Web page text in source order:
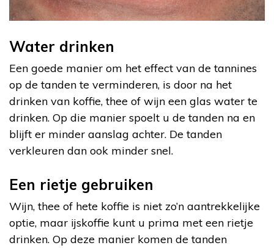
Water drinken
Een goede manier om het effect van de tannines
op de tanden te verminderen, is door na het
drinken van koffie, thee of wijn een glas water te
drinken. Op die manier spoelt u de tanden na en
blijft er minder aanslag achter. De tanden
verkleuren dan ook minder snel.
Een rietje gebruiken
Wijn, thee of hete koffie is niet zo’n aantrekkelijke
optie, maar ijskoffie kunt u prima met een rietje
drinken. Op deze manier komen de tanden